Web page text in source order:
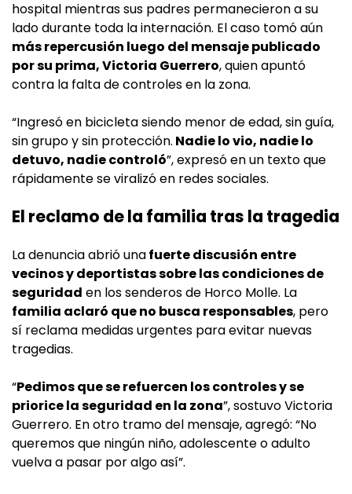
hospital mientras sus padres permanecieron a su
lado durante toda la internación. El caso tomó aún
más repercusión luego del mensaje publicado
por su prima, Victoria Guerrero, quien apuntó
contra la falta de controles en la zona.
“Ingresó en bicicleta siendo menor de edad, sin guía,
sin grupo y sin protección. Nadie lo vio, nadie lo
detuvo, nadie controló”, expresó en un texto que
rápidamente se viralizó en redes sociales.
El reclamo de la familia tras la tragedia
La denuncia abrió unafuerte discusión entre
vecinos y deportistas sobre las condiciones de
seguridad en los senderos de Horco Molle. La
familia aclaró que no busca responsables, pero
sí reclama medidas urgentes para evitar nuevas
tragedias.
“Pedimos que se refuercen los controles y se
priorice la seguridad en la zona”, sostuvo Victoria
Guerrero. En otro tramo del mensaje, agregó: “No
queremos que ningún niño, adolescente o adulto
vuelva a pasar por algo así”.